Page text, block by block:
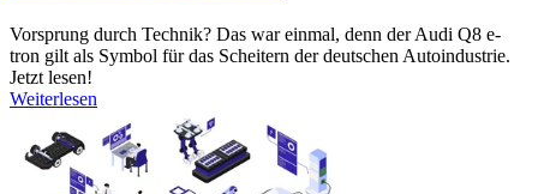
Vorsprung durch Technik? Das war einmal, denn der Audi Q8 e-
tron gilt als Symbol für das Scheitern der deutschen Autoindustrie.
Jetzt lesen!
Weiterlesen